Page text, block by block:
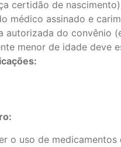
certidão de
médico assinado e
autorizada do convênio
menor de idade deve
o uso de medicamentos